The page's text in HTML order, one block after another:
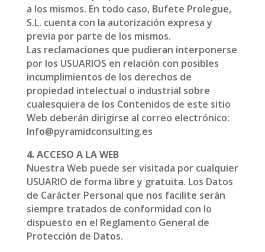
a los mismos. En todo caso, Bufete Prolegue,
S.L. cuenta con la autorización expresa y
previa por parte de los mismos.
Las reclamaciones que pudieran interponerse
por los USUARIOS en relación con posibles
incumplimientos de los derechos de
propiedad intelectual o industrial sobre
cualesquiera de los Contenidos de este sitio
Web deberán dirigirse al correo electrónico:
Info@pyramidconsulting.es
4. ACCESO A LA WEB
Nuestra Web puede ser visitada por cualquier
USUARIO de forma libre y gratuita. Los Datos
de Carácter Personal que nos facilite serán
siempre tratados de conformidad con lo
dispuesto en el Reglamento General de
Protección de Datos.